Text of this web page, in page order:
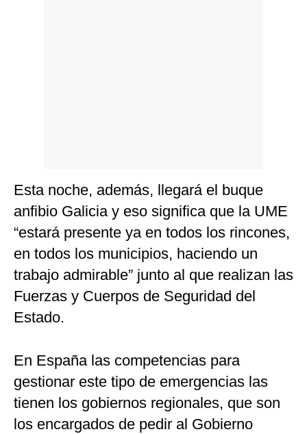
Esta noche, además, llegará el buque
anfibio Galicia y eso significa que la UME
“estará presente ya en todos los rincones,
en todos los municipios, haciendo un
trabajo admirable” junto al que realizan las
Fuerzas y Cuerpos de Seguridad del
Estado.
En España las competencias para
gestionar este tipo de emergencias las
tienen los gobiernos regionales, que son
los encargados de pedir al Gobierno